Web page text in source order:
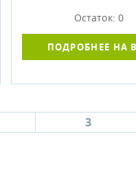
Остаток: 0
ПОДРОБНЕЕ НА
3